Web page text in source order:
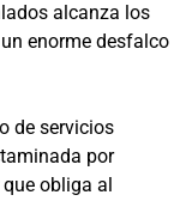
alcanza los
enorme desfalco
de servicios
por
obliga al